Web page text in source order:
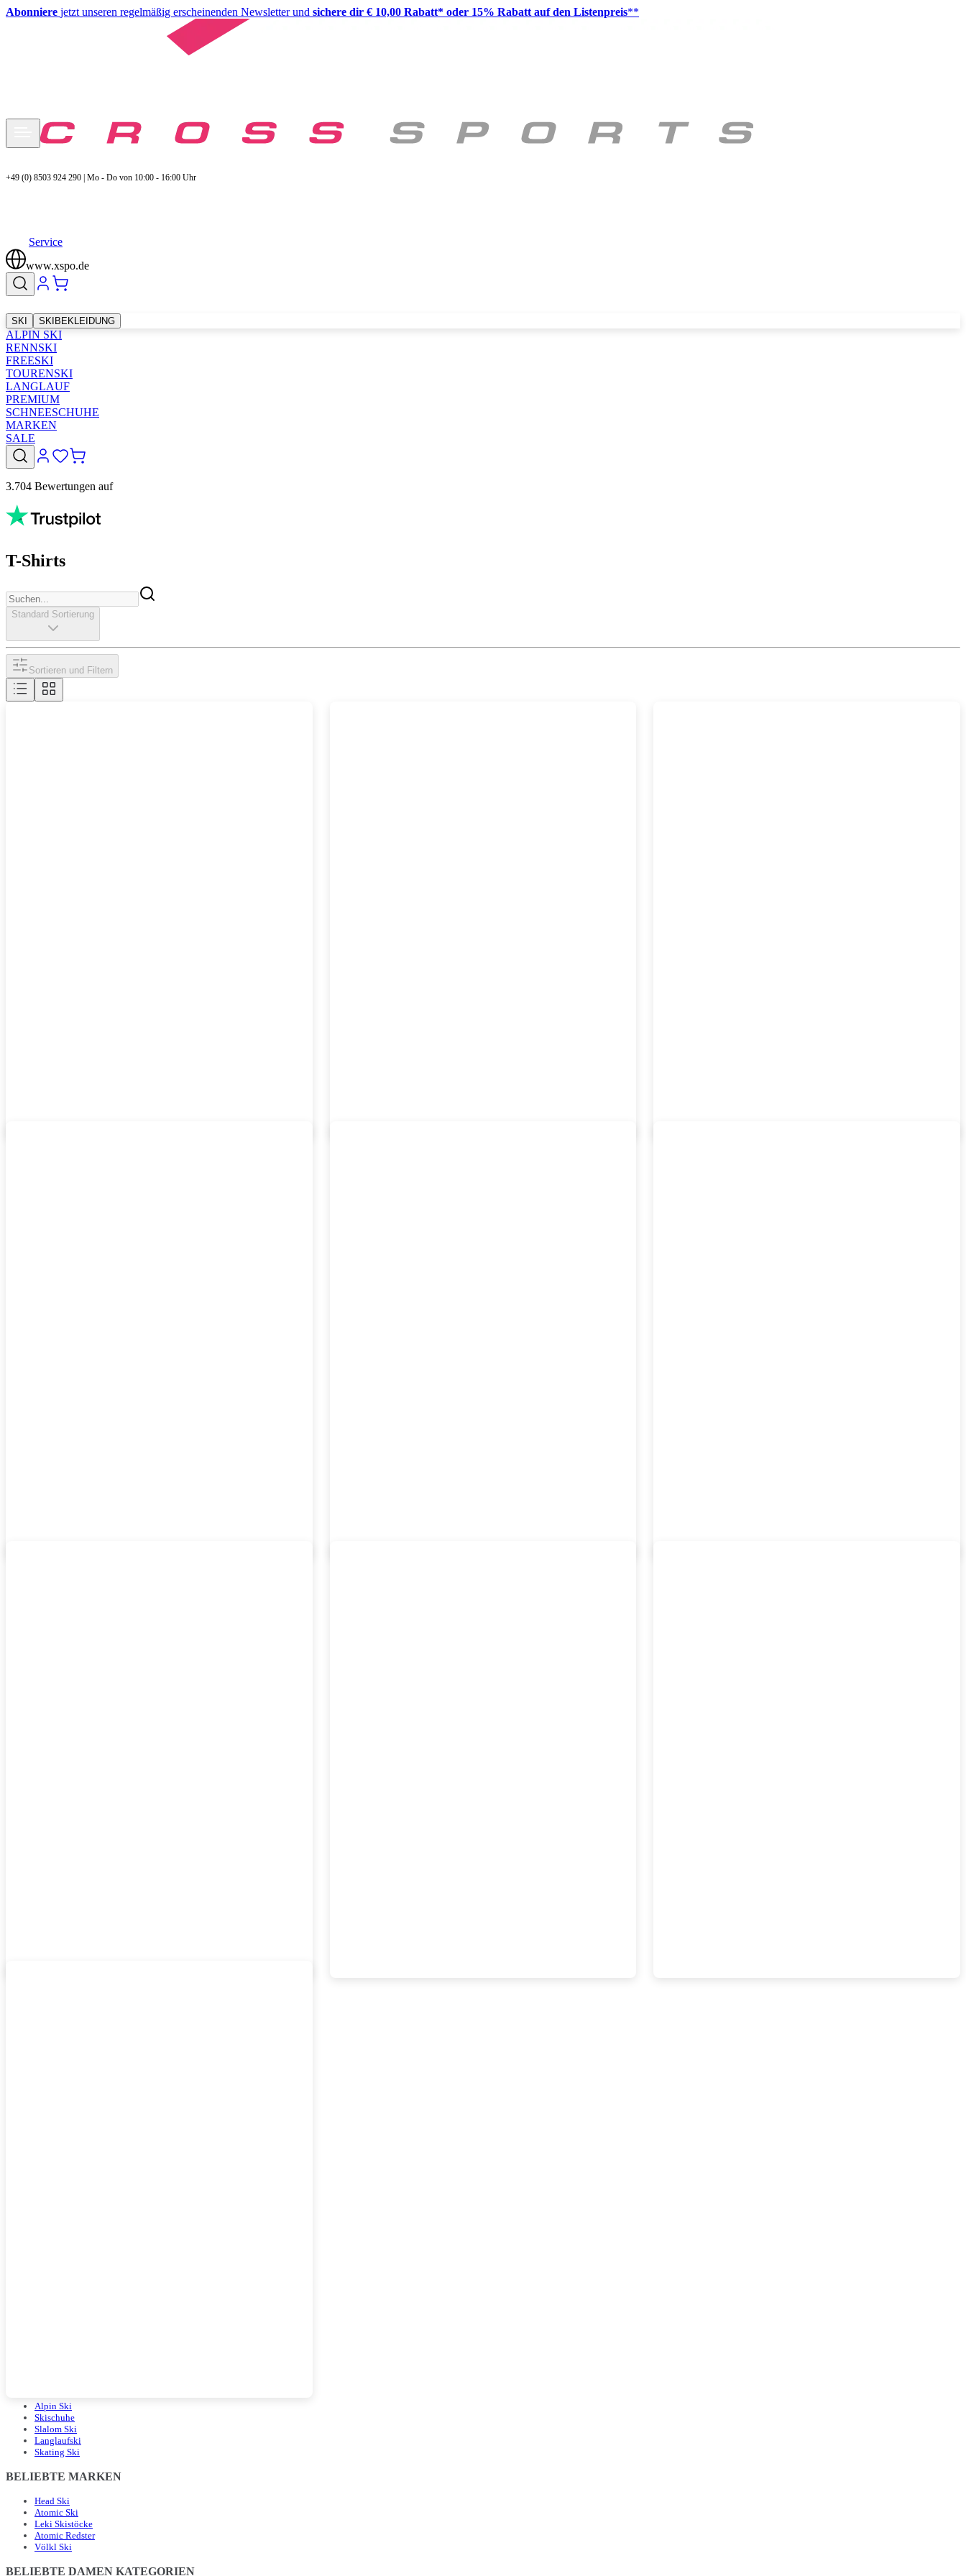
Abonniere jetzt unseren regelmäßig erscheinenden Newsletter und sichere dir € 10,00 Rabatt* oder 15% Rabatt auf den Listenpreis**
+49 (0) 8503 924 290 | Mo - Do von 10:00 - 16:00 Uhr
Service
www.xspo.de
SKI SKIBEKLEIDUNG
ALPIN SKI
RENNSKI
FREESKI
TOURENSKI
LANGLAUF
PREMIUM
SCHNEESCHUHE
MARKEN
SALE
3.704 Bewertungen auf
T-Shirts
Standard Sortierung
Sortieren und Filtern
Alpin Ski
Skischuhe
Slalom Ski
Langlaufski
Skating Ski
BELIEBTE MARKEN
Head Ski
Atomic Ski
Leki Skistöcke
Atomic Redster
Völkl Ski
BELIEBTE DAMEN KATEGORIEN